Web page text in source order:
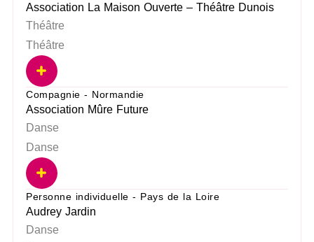
Association La Maison Ouverte – Théâtre Dunois
Théâtre
Théâtre
Compagnie - Normandie
Association Mûre Future
Danse
Danse
Personne individuelle - Pays de la Loire
Audrey Jardin
Danse